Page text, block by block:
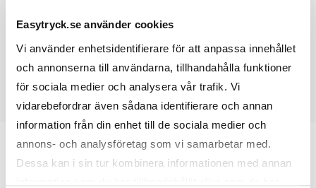
Easytryck.se använder cookies
Vi använder enhetsidentifierare för att anpassa innehållet
och annonserna till användarna, tillhandahålla funktioner
för sociala medier och analysera vår trafik. Vi
vidarebefordrar även sådana identifierare och annan
information från din enhet till de sociala medier och
annons- och analysföretag som vi samarbetar med.
Dessa kan i sin tur kombinera informationen med annan